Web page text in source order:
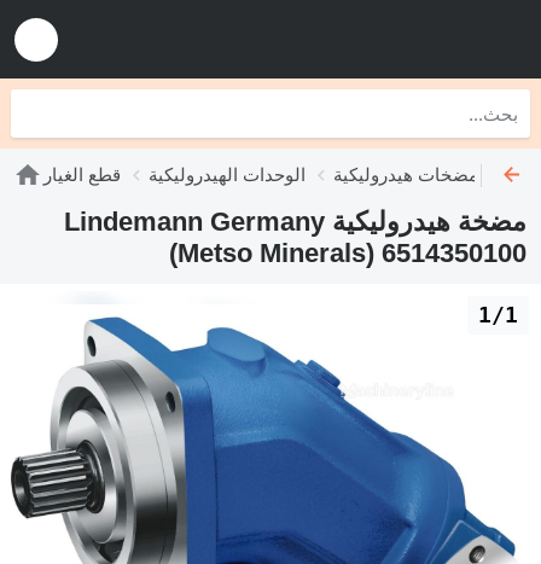
قطع الغيار الوحدات الهيدروليكية مضخات هيدروليكية
مضخة هيدروليكية Lindemann Germany
(Metso Minerals) 6514350100
1/1